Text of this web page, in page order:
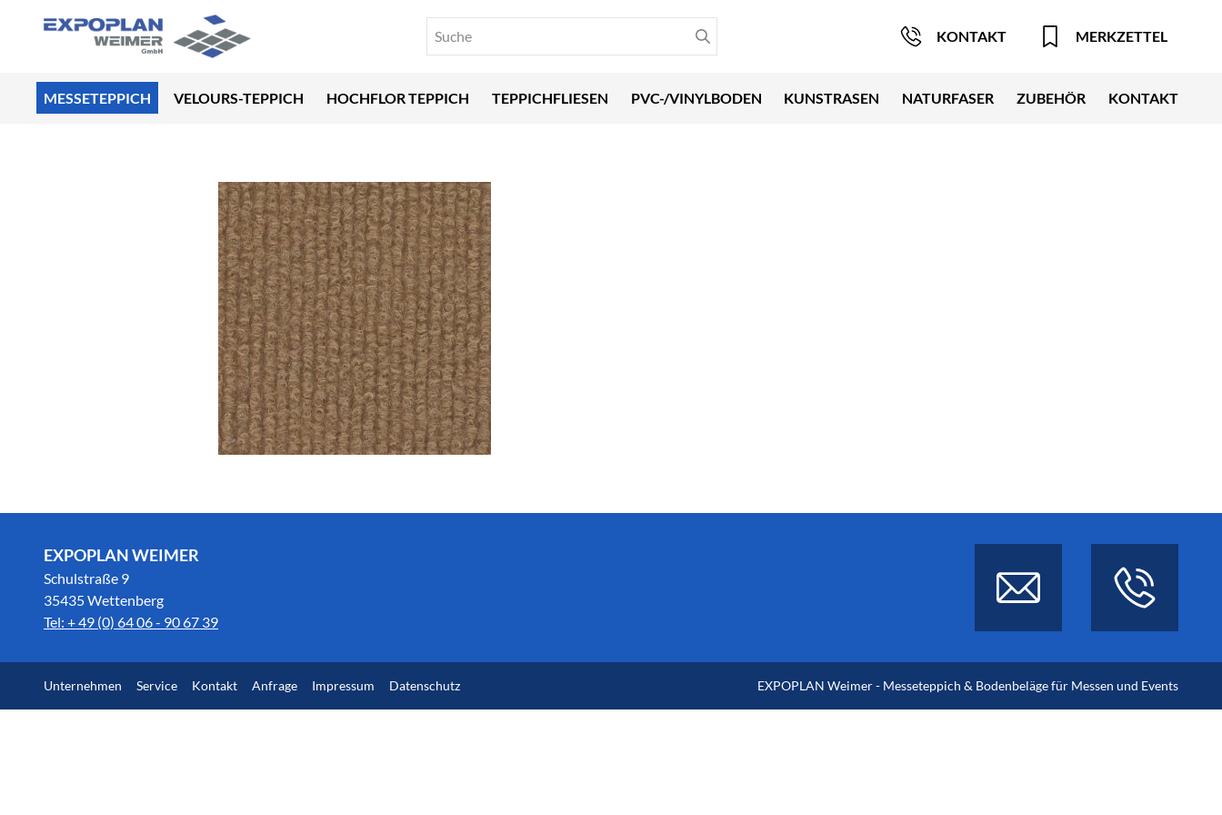
KONTAKT MERKZETTEL
MESSETEPPICH VELOURS-TEPPICH HOCHFLOR TEPPICH TEPPICHFLIESEN PVC-/VINYLBODEN KUNSTRASEN NATURFASER ZUBEHÖR KONTAKT
EXPOPLAN WEIMER
Schulstraße 9
35435 Wettenberg
Tel: + 49 (0) 64 06 - 90 67 39
Unternehmen Service Kontakt Anfrage Impressum Datenschutz EXPOPLAN Weimer - Messeteppich & Bodenbeläge für Messen und Events